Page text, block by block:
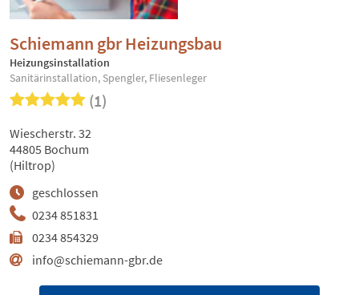
Schiemann gbr Heizungsbau
Heizungsinstallation
Sanitärinstallation, Spengler, Fliesenleger
(1)
0234 851831
0234 854329
info@schiemann-gbr.de
geschlossen
Wiescherstr. 32
44805 Bochum
(Hiltrop)